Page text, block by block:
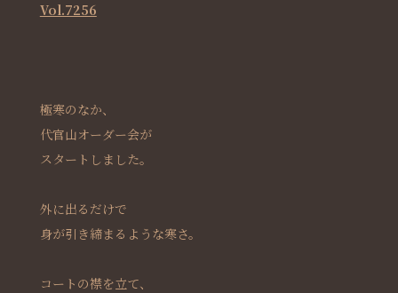
Vol.7256
極寒のなか、
代官山オーダー会が
スタートしました。
外に出るだけで
身が引き締まるような寒さ。
コートの襟を立て、